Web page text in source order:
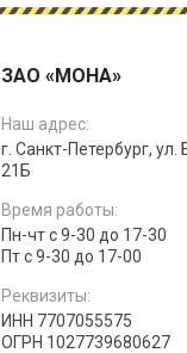
ЗАО «МОНА»
Наш адрес:
г. Санкт-Петербург,
21Б
Время работы:
Пн-чт с 9-30 до 17-30
Пт с 9-30 до 17-00
Реквизиты:
ИНН 7707055575
ОГРН 1027739680627